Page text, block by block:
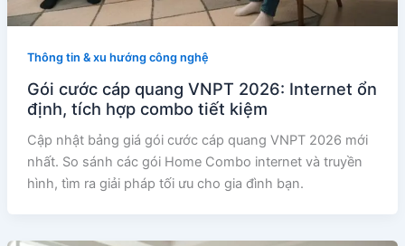
Thông tin & xu hướng công nghệ
Gói cước cáp quang VNPT 2026: Internet ổn
định, tích hợp combo tiết kiệm
Cập nhật bảng giá gói cước cáp quang VNPT 2026 mới
nhất. So sánh các gói Home Combo internet và truyền
hình, tìm ra giải pháp tối ưu cho gia đình bạn.